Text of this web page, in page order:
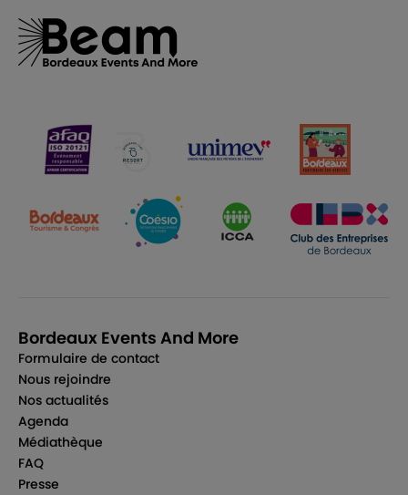
Bordeaux Events And More
Formulaire de contact
Nous rejoindre
Nos actualités
Agenda
Médiathèque
FAQ
Presse